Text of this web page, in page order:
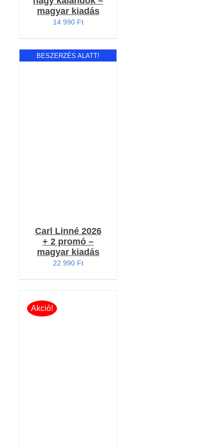
magyar kiadás
14 990 Ft
BESZERZÉS ALATT!
Carl Linné 2026
+ 2 promó –
magyar kiadás
22 990 Ft
Akció!